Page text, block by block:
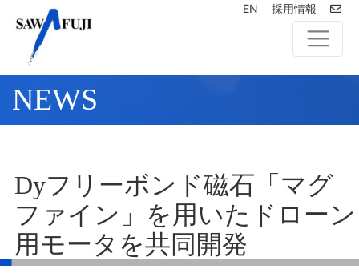
EN 採用情報
NEWS
Dyフリーボンド磁石「マグ
ファイン」を用いたドローン
用モータを共同開発